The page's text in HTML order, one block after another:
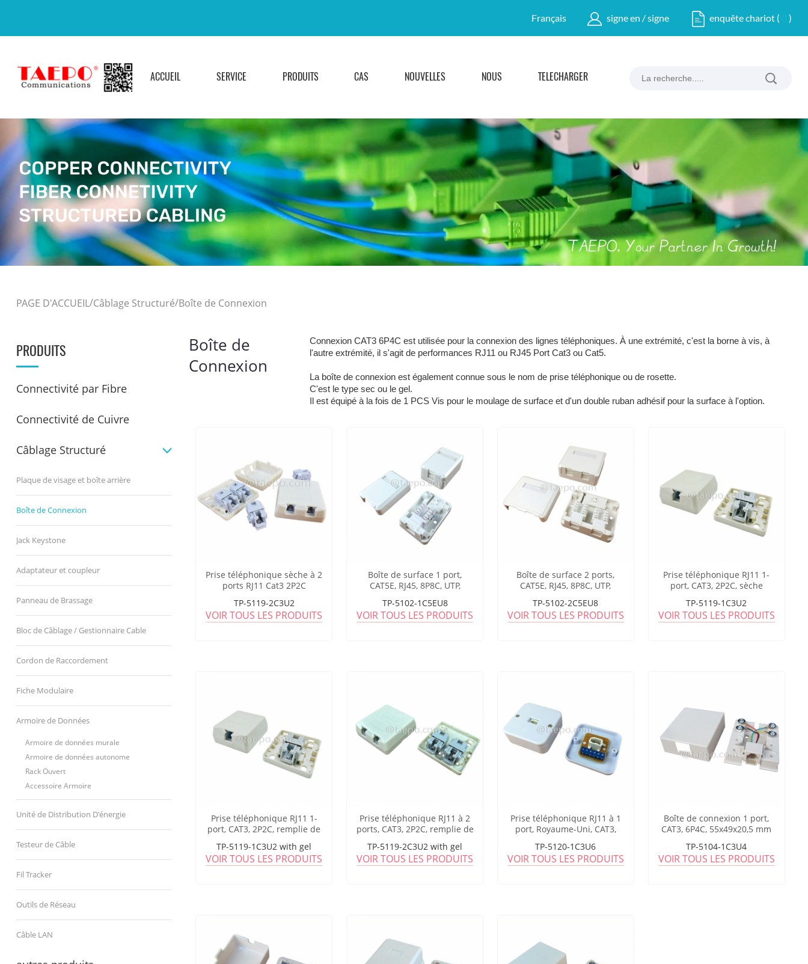
Français signe en / signe enquête chariot ( )
ACCUEIL SERVICE PRODUITS CAS NOUVELLES NOUS TÉLÉCHARGER
PAGE D'ACCUEIL/Câblage Structuré/Boîte de Connexion
PRODUITS
Connectivité par Fibre
Connectivité de Cuivre
Câblage Structuré
Plaque de visage et boîte arrière
Boîte de Connexion
Jack Keystone
Adaptateur et coupleur
Panneau de Brassage
Bloc de Câblage / Gestionnaire Cable
Cordon de Raccordement
Fiche Modulaire
Armoire de Données
Armoire de données murale
Armoire de données autonome
Rack Ouvert
Accessoire Armoire
Unité de Distribution D'énergie
Testeur de Câble
Fil Tracker
Outils de Réseau
Câble LAN
Boîte de
Connexion
Connexion CAT3 6P4C est utilisée pour la connexion des lignes téléphoniques. À une extrémité, c'est la borne à vis, à
l'autre extrémité, il s'agit de performances RJ11 ou RJ45 Port Cat3 ou Cat5.
La boîte de connexion est également connue sous le nom de prise téléphonique ou de rosette.
C'est le type sec ou le gel.
Il est équipé à la fois de 1 PCS Vis pour le moulage de surface et d'un double ruban adhésif pour la surface à l'option.
Prise téléphonique sèche à 2
ports RJ11 Cat3 2P2C
TP-5119-2C3U2
VOIR TOUS LES PRODUITS
Boîte de surface 1 port,
CAT5E, RJ45, 8P8C, UTP,
TP-5102-1C5EU8
VOIR TOUS LES PRODUITS
Boîte de surface 2 ports,
CAT5E, RJ45, 8P8C, UTP,
jack Keystone
TP-5102-2C5EU8
VOIR TOUS LES PRODUITS
Prise téléphonique RJ11 1-
port, CAT3, 2P2C, sèche
TP-5119-1C3U2
VOIR TOUS LES PRODUITS
Prise téléphonique RJ11 1-
port, CAT3, 2P2C, remplie de
TP-5119-1C3U2 with gel
VOIR TOUS LES PRODUITS
Prise téléphonique RJ11 à 2
ports, CAT3, 2P2C, remplie de
TP-5119-2C3U2 with gel
VOIR TOUS LES PRODUITS
Prise téléphonique RJ11 à 1
port, Royaume-Uni, CAT3,
TP-5120-1C3U6
VOIR TOUS LES PRODUITS
Boîte de connexion 1 port,
CAT3, 6P4C, 55x49x20,5 mm
TP-5104-1C3U4
VOIR TOUS LES PRODUITS